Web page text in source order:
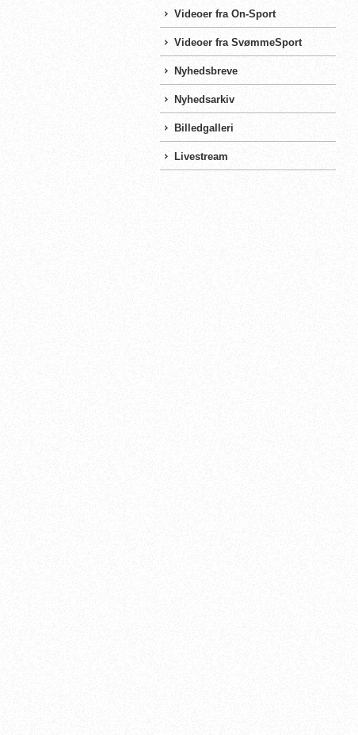
Videoer fra On-Sport
Videoer fra SvømmeSport
Nyhedsbreve
Nyhedsarkiv
Billedgalleri
Livestream